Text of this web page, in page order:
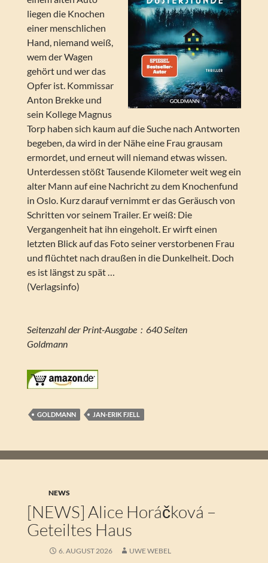
liegen die Knochen
einer menschlichen
Hand, niemand weiß,
wem der Wagen
gehört und wer das
Opfer ist. Kommissar
Anton Brekke und
sein Kollege Magnus
Torp haben sich kaum auf die Suche nach Antworten
begeben, da wird in der Nähe eine Frau grausam
ermordet, und erneut will niemand etwas wissen.
Unterdessen stößt Tausende Kilometer weit weg ein
alter Mann auf eine Nachricht zu dem Knochenfund
in Oslo. Kurz darauf vernimmt er das Geräusch von
Schritten vor seinem Trailer. Er weiß: Die
Vergangenheit hat ihn eingeholt. Er wirft einen
letzten Blick auf das Foto seiner verstorbenen Frau
und flüchtet nach draußen in die Dunkelheit. Doch
es ist längst zu spät …
(Verlagsinfo)
Seitenzahl der Print-Ausgabe ‏ : ‎ 640 Seiten
Goldmann
GOLDMANN JAN-ERIK FJELL
NEWS
[NEWS] Alice Horáčková –
Geteiltes Haus
6. AUGUST 2026 UWE WEBEL